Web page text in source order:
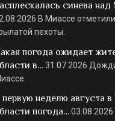
синева
В Миассе
пехоты.
погода ожидает
в…31.07.2026
неделю августа в
погода…03.08.2026